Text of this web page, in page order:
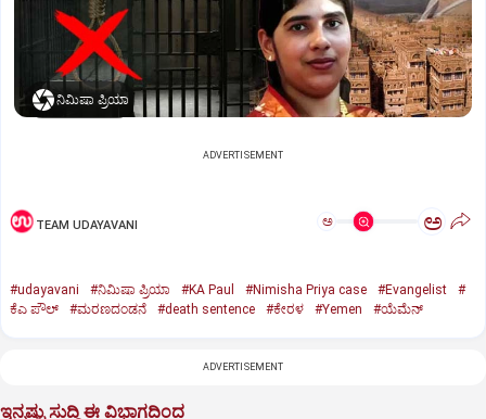
ನಿಮಿಷಾ ಪ್ರಿಯಾ
ADVERTISEMENT
TEAM UDAYAVANI ಅ ಅ
#udayavani #ನಿಮಿಷಾ ಪ್ರಿಯಾ #KA Paul #Nimisha Priya case #Evangelist
#
ಕೆಎ ಪೌಲ್
#ಮರಣದಂಡನೆ #death sentence #ಕೇರಳ #Yemen #ಯೆಮೆನ್‌
ADVERTISEMENT
ಇನ್ನಷ್ಟು ಸುದ್ದಿ ಈ ವಿಭಾಗದಿಂದ